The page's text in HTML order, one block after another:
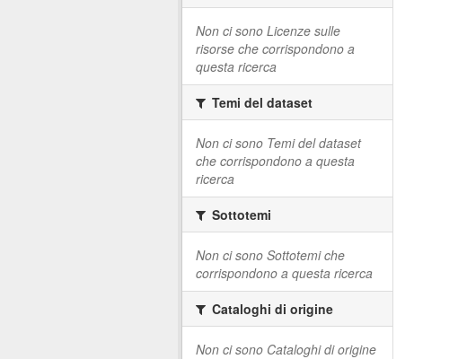
Non ci sono Licenze sulle
risorse che corrispondono a
questa ricerca
Temi del dataset
Non ci sono Temi del dataset
che corrispondono a questa
ricerca
Sottotemi
Non ci sono Sottotemi che
corrispondono a questa ricerca
Cataloghi di origine
Non ci sono Cataloghi di origine